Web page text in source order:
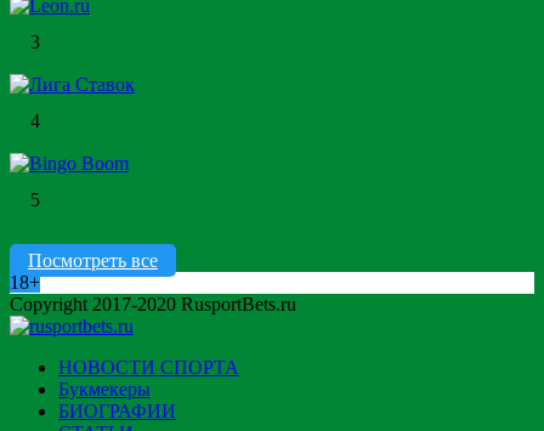
3
4
5
Посмотреть все
18+
Copyright 2017-2020 RusportBets.ru
НОВОСТИ СПОРТА
Букмекеры
БИОГРАФИИ